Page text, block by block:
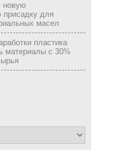
новую
присадку для
масел
пластика
материалы с 30%